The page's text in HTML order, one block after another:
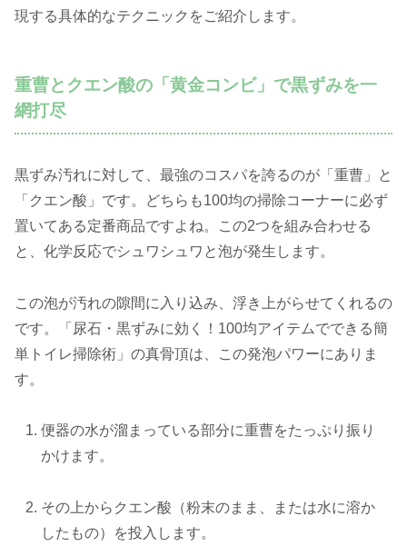
現する具体的なテクニックをご紹介します。
重曹とクエン酸の「黄金コンビ」で黒ずみを一
網打尽
黒ずみ汚れに対して、最強のコスパを誇るのが「重曹」と
「クエン酸」です。どちらも100均の掃除コーナーに必ず
置いてある定番商品ですよね。この2つを組み合わせる
と、化学反応でシュワシュワと泡が発生します。
この泡が汚れの隙間に入り込み、浮き上がらせてくれるの
です。「尿石・黒ずみに効く！100均アイテムでできる簡
単トイレ掃除術」の真骨頂は、この発泡パワーにありま
す。
便器の水が溜まっている部分に重曹をたっぷり振り
かけます。
その上からクエン酸（粉末のまま、または水に溶か
したもの）を投入します。